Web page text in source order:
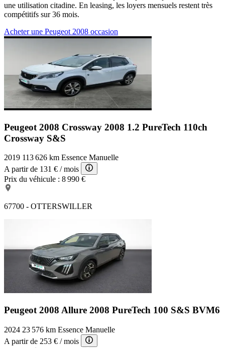
une utilisation citadine. En leasing, les loyers mensuels restent très
compétitifs sur 36 mois.
Acheter une Peugeot 2008 occasion
Peugeot 2008 Crossway 2008 1.2 PureTech 110ch
Crossway S&S
2019 113 626 km Essence Manuelle
A partir de 131 € / mois
Prix du véhicule : 8 990 €
67700 - OTTERSWILLER
Peugeot 2008 Allure 2008 PureTech 100 S&S BVM6
2024 23 576 km Essence Manuelle
A partir de 253 € / mois